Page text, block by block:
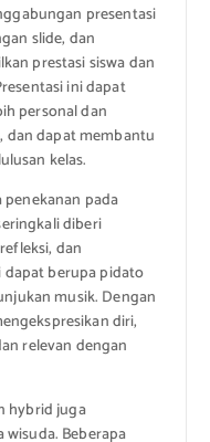
presentasi
slide, dan
prestasi siswa dan
ini dapat
personal dan
dan dapat membantu
kelas.
pada
diberi
dan
dapat berupa pidato
musik. Dengan
diri,
relevan dengan
hybrid juga
Beberapa